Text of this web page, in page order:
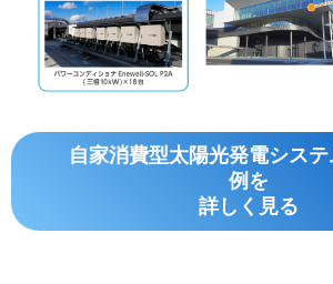
自家消費型太陽光発電シス
例を
詳しく見る